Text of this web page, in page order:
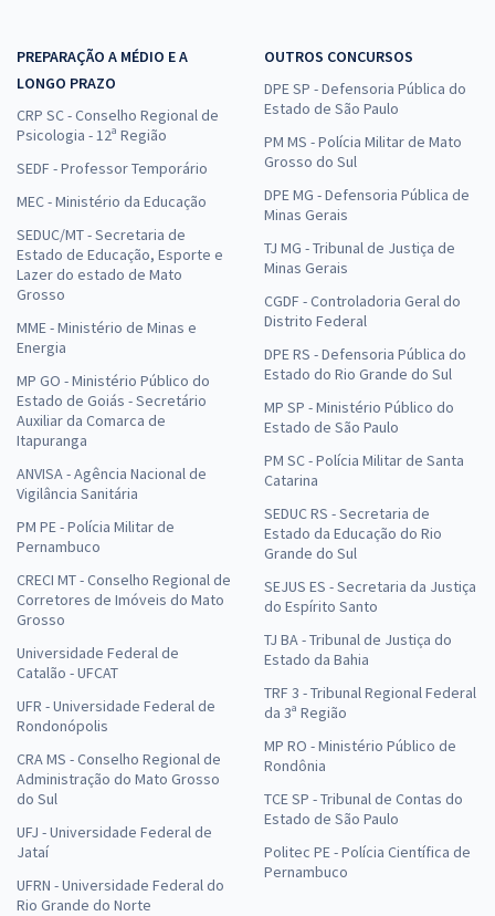
PREPARAÇÃO A MÉDIO E A
LONGO PRAZO
CRP SC - Conselho Regional de
Psicologia - 12ª Região
SEDF - Professor Temporário
MEC - Ministério da Educação
SEDUC/MT - Secretaria de
Estado de Educação, Esporte e
Lazer do estado de Mato
Grosso
MME - Ministério de Minas e
Energia
MP GO - Ministério Público do
Estado de Goiás - Secretário
Auxiliar da Comarca de
Itapuranga
ANVISA - Agência Nacional de
Vigilância Sanitária
PM PE - Polícia Militar de
Pernambuco
CRECI MT - Conselho Regional de
Corretores de Imóveis do Mato
Grosso
Universidade Federal de
Catalão - UFCAT
UFR - Universidade Federal de
Rondonópolis
CRA MS - Conselho Regional de
Administração do Mato Grosso
do Sul
UFJ - Universidade Federal de
Jataí
UFRN - Universidade Federal do
Rio Grande do Norte
OUTROS CONCURSOS
DPE SP - Defensoria Pública do
Estado de São Paulo
PM MS - Polícia Militar de Mato
Grosso do Sul
DPE MG - Defensoria Pública de
Minas Gerais
TJ MG - Tribunal de Justiça de
Minas Gerais
CGDF - Controladoria Geral do
Distrito Federal
DPE RS - Defensoria Pública do
Estado do Rio Grande do Sul
MP SP - Ministério Público do
Estado de São Paulo
PM SC - Polícia Militar de Santa
Catarina
SEDUC RS - Secretaria de
Estado da Educação do Rio
Grande do Sul
SEJUS ES - Secretaria da Justiça
do Espírito Santo
TJ BA - Tribunal de Justiça do
Estado da Bahia
TRF 3 - Tribunal Regional Federal
da 3ª Região
MP RO - Ministério Público de
Rondônia
TCE SP - Tribunal de Contas do
Estado de São Paulo
Politec PE - Polícia Científica de
Pernambuco